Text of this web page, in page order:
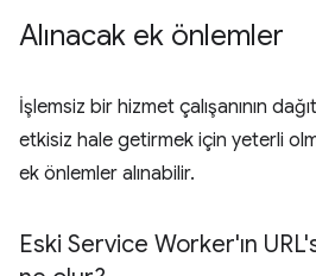
Alınacak ek önlemler
İşlemsiz bir hizmet çalışanının
etkisiz hale getirmek için yeterli
ek önlemler alınabilir.
Eski Service Worker'ın